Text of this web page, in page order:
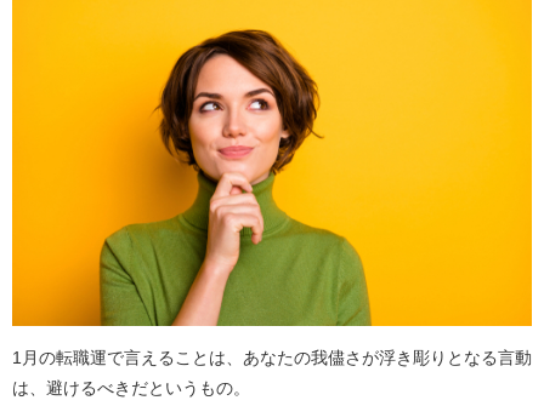
1月の転職運で言えることは、あなたの我儘さが浮き彫りとなる言動
は、避けるべきだというもの。